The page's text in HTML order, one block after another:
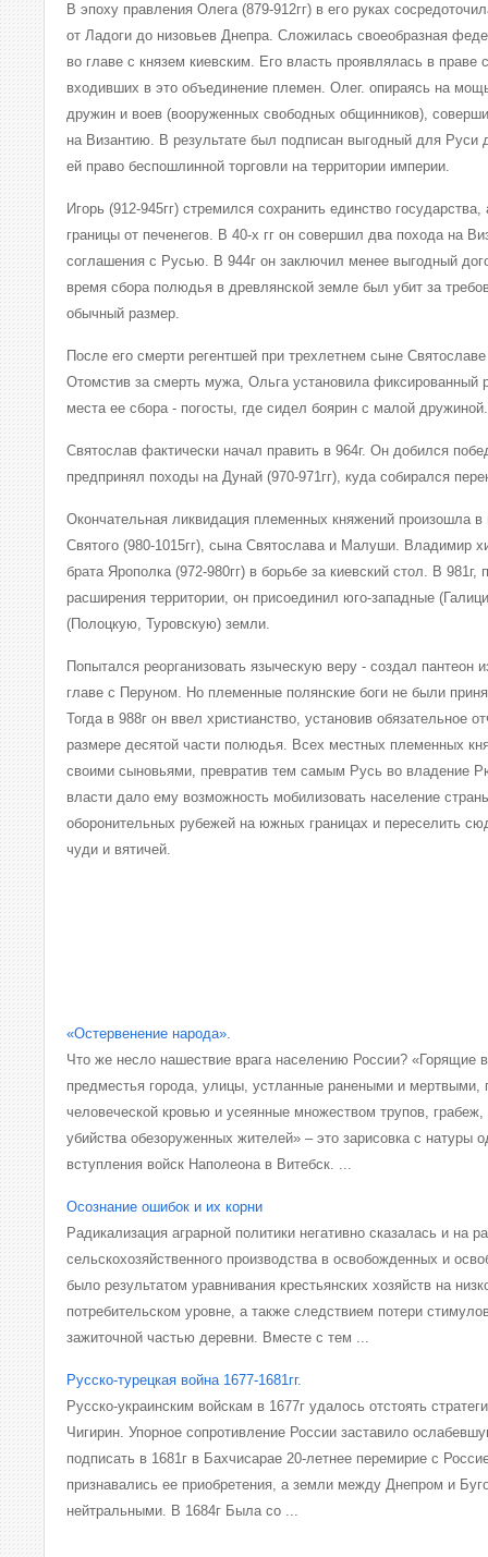
В эпоху правления Олега (879-912гг) в его руках
от Ладоги до низовьев Днепра. Сложилась своеобразная
во главе с князем киевским. Его власть проявлялась в праве
входивших в это объединение племен. Олег. опираясь на
дружин и воев (вооруженных свободных общинников),
на Византию. В результате был подписан выгодный для Руси
ей право беспошлинной торговли на территории империи.
Игорь (912-945гг) стремился сохранить единство
границы от печенегов. В 40-х гг он совершил два похода на
соглашения с Русью. В 944г он заключил менее выгодный
время сбора полюдья в древлянской земле был убит за
обычный размер.
После его смерти регентшей при трехлетнем сыне
Отомстив за смерть мужа, Ольга установила фиксированный
места ее сбора - погосты, где сидел боярин с малой дружиной.
Святослав фактически начал править в 964г. Он добился
предпринял походы на Дунай (970-971гг), куда собирался
Окончательная ликвидация племенных княжений произошла
Святого (980-1015гг), сына Святослава и Малуши. Владимир
брата Ярополка (972-980гг) в борьбе за киевский стол. В 981г,
расширения территории, он присоединил юго-западные
(Полоцкую, Туровскую) земли.
Попытался реорганизовать языческую веру - создал пантеон
главе с Перуном. Но племенные полянские боги не были
Тогда в 988г он ввел христианство, установив обязательное
размере десятой части полюдья. Всех местных племенных
своими сыновьями, превратив тем самым Русь во владение
власти дало ему возможность мобилизовать население
оборонительных рубежей на южных границах и переселить
чуди и вятичей.
«Остервенение народа».
Что же несло нашествие врага населению России? «Горящие
предместья города, улицы, устланные ранеными и
человеческой кровью и усеянные множеством трупов, грабеж,
убийства обезоруженных жителей» – это зарисовка с натуры
вступления войск Наполеона в Витебск. ...
Осознание ошибок и их корни
Радикализация аграрной политики негативно сказалась и на
сельскохозяйственного производства в освобожденных и
было результатом уравнивания крестьянских хозяйств на
потребительском уровне, а также следствием потери
зажиточной частью деревни. Вместе с тем ...
Русско-турецкая война 1677-1681гг.
Русско-украинским войскам в 1677г удалось отстоять
Чигирин. Упорное сопротивление России заставило
подписать в 1681г в Бахчисарае 20-летнее перемирие с
признавались ее приобретения, а земли между Днепром и
нейтральными. В 1684г Была со ...